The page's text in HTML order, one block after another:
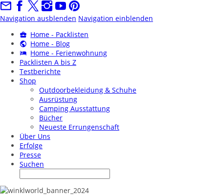
Navigation ausblenden Navigation einblenden
Home - Packlisten
Home - Blog
Home - Ferienwohnung
Packlisten A bis Z
Testberichte
Shop
Outdoorbekleidung & Schuhe
Ausrüstung
Camping Ausstattung
Bücher
Neueste Errungenschaft
Über Uns
Erfolge
Presse
Suchen